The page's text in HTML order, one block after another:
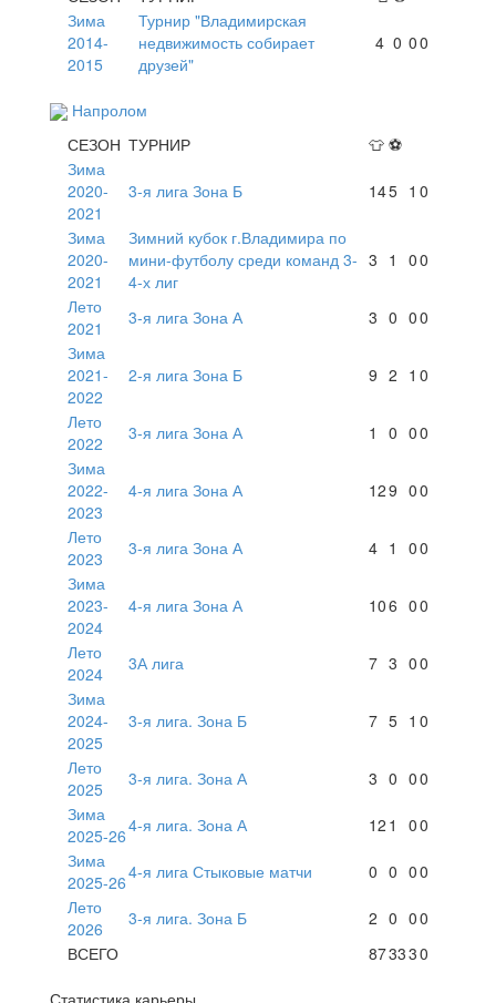
Зима
2014-
2015
Турнир "Владимирская
недвижимость собирает
друзей"
4 0 00
Напролом
СЕЗОН ТУРНИР 👕 ⚽
Зима
2020-
2021
3-я лига Зона Б 145 1 0
Зима
2020-
2021
Зимний кубок г.Владимира по
мини-футболу среди команд 3-
4-х лиг
3 1 00
Лето
2021
3-я лига Зона А 3 0 00
Зима
2021-
2022
2-я лига Зона Б 9 2 1 0
Лето
2022
3-я лига Зона А 1 0 00
Зима
2022-
2023
4-я лига Зона А 129 00
Лето
2023
3-я лига Зона А 4 1 00
Зима
2023-
2024
4-я лига Зона А 106 00
Лето
2024
3А лига 7 3 00
Зима
2024-
2025
3-я лига. Зона Б 7 5 1 0
Лето
2025
3-я лига. Зона А 3 0 00
Зима
2025-264-я лига. Зона А 12 1 00
Зима
2025-264-я лига Стыковые матчи 0 0 00
Лето
2026
3-я лига. Зона Б 2 0 00
ВСЕГО
873330
Статистика карьеры